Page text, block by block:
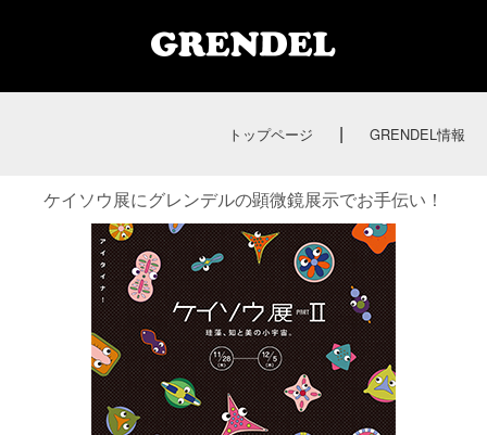
トップページ | GRENDEL情報
ケイソウ展にグレンデルの顕微鏡展示でお手伝い！